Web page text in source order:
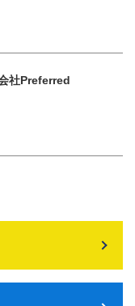
社Preferred